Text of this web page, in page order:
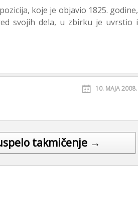
koje je objavio 1825. godine,
svojih dela, u zbirku je uvrstio i
10. МАЈА 2008.
takmičenje →